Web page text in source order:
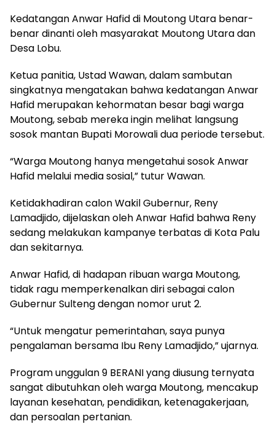
Kedatangan Anwar Hafid di Moutong Utara benar-
benar dinanti oleh masyarakat Moutong Utara dan
Desa Lobu.
Ketua panitia, Ustad Wawan, dalam sambutan
singkatnya mengatakan bahwa kedatangan Anwar
Hafid merupakan kehormatan besar bagi warga
Moutong, sebab mereka ingin melihat langsung
sosok mantan Bupati Morowali dua periode tersebut.
“Warga Moutong hanya mengetahui sosok Anwar
Hafid melalui media sosial,” tutur Wawan.
Ketidakhadiran calon Wakil Gubernur, Reny
Lamadjido, dijelaskan oleh Anwar Hafid bahwa Reny
sedang melakukan kampanye terbatas di Kota Palu
dan sekitarnya.
Anwar Hafid, di hadapan ribuan warga Moutong,
tidak ragu memperkenalkan diri sebagai calon
Gubernur Sulteng dengan nomor urut 2.
“Untuk mengatur pemerintahan, saya punya
pengalaman bersama Ibu Reny Lamadjido,” ujarnya.
Program unggulan 9 BERANI yang diusung ternyata
sangat dibutuhkan oleh warga Moutong, mencakup
layanan kesehatan, pendidikan, ketenagakerjaan,
dan persoalan pertanian.